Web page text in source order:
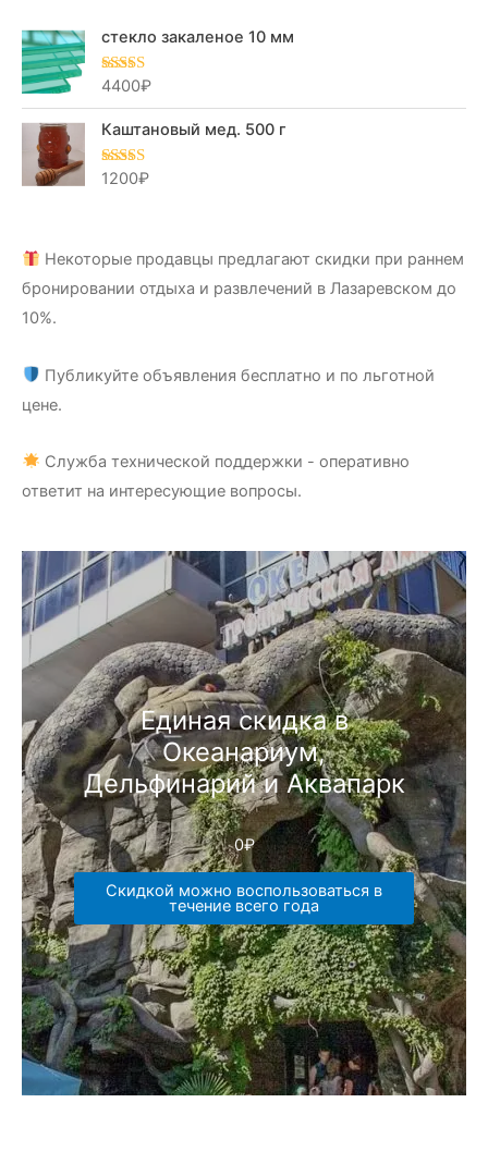
стекло закаленое 10 мм
Оценка
4400₽
Каштановый мед. 500 г
Оценка
1200₽
Некоторые продавцы предлагают скидки при раннем
бронировании отдыха и развлечений в Лазаревском до
10%.
Публикуйте объявления бесплатно и по льготной
цене.
Служба технической поддержки - оперативно
ответит на интересующие вопросы.
Единая скидка в
Океанариум,
Дельфинарий и Аквапарк
0₽
Скидкой можно воспользоваться в
течение всего года